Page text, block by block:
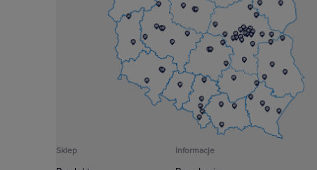
Sklep Informacje